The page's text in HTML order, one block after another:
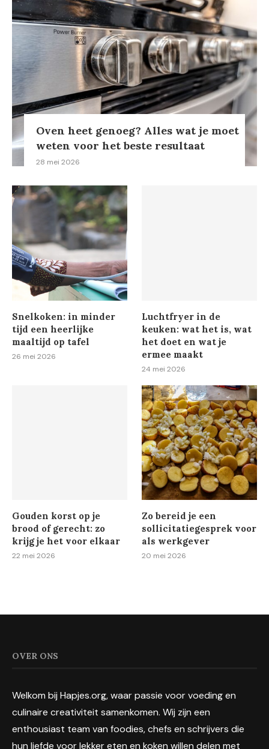
Oven heet genoeg? Alles wat je moet
weten voor het beste resultaat
28 mei 2026
Snelkoken: in minder
tijd een heerlijke
maaltijd op tafel
26 mei 2026
Luchtfryer in de
keuken: wat het is, wat
het doet en wat je
ermee maakt
24 mei 2026
Gouden korst op je
brood of gerecht: zo
krijg je het voor elkaar
22 mei 2026
Zo bereid je een
sollicitatiegesprek voor
als werkgever
20 mei 2026
OVER ONS
Welkom bij Hapjes.org, waar passie voor voeding en
culinaire creativiteit samenkomen. Wij zijn een
enthousiast team van foodies, chefs en schrijvers die
hun liefde voor lekker eten en koken willen delen met